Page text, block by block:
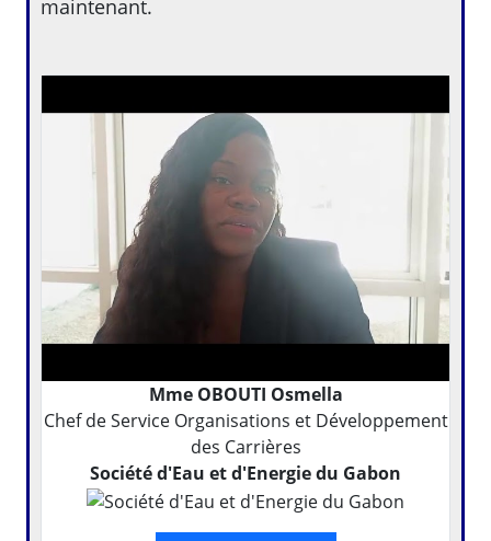
maintenant.
Mme OBOUTI Osmella
Chef de Service Organisations et Développement
des Carrières
Société d'Eau et d'Energie du Gabon